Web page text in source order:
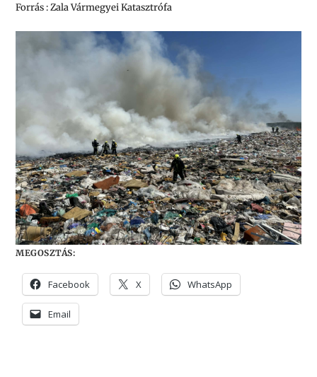
Forrás : Zala Vármegyei Katasztrófa
MEGOSZTÁS:
Facebook X WhatsApp
Email